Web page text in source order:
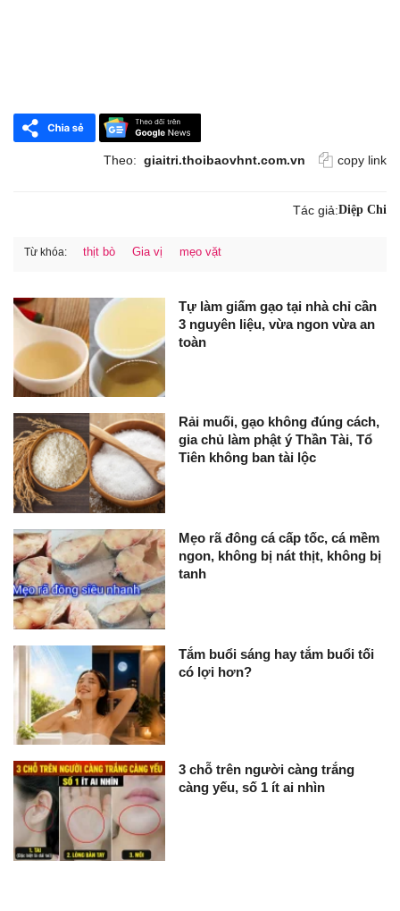
Theo: giaitri.thoibaovhnt.com.vn copy link
Tác giả:Diệp Chi
Từ khóa: thịt bò Gia vị mẹo vặt
Tự làm giấm gạo tại nhà chỉ cần
3 nguyên liệu, vừa ngon vừa an
toàn
Rải muối, gạo không đúng cách,
gia chủ làm phật ý Thần Tài, Tổ
Tiên không ban tài lộc
Mẹo rã đông cá cấp tốc, cá mềm
ngon, không bị nát thịt, không bị
tanh
Tắm buổi sáng hay tắm buổi tối
có lợi hơn?
3 chỗ trên người càng trắng
càng yếu, số 1 ít ai nhìn